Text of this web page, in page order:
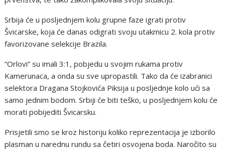
Srbija će u posljednjem kolu grupne faze igrati protiv
Švicarske, koja će danas odigrati svoju utakmicu 2. kola protiv
favorizovane selekcije Brazila.
“Orlovi” su imali 3:1, pobjedu u svojim rukama protiv
Kamerunaca, a onda su sve upropastili. Tako da će izabranici
selektora Dragana Stojkovića Piksija u posljednje kolo ući sa
samo jednim bodom. Srbiji će biti teško, u posljednjem kolu će
morati pobijediti Švicarsku.
Prisjetili smo se kroz historiju koliko reprezentacija je izborilo
plasman u narednu rundu sa četiri osvojena boda. Naročito su